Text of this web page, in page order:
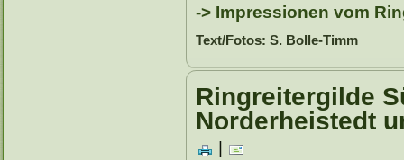
-> Impressionen vom
Text/Fotos: S. Bolle-Timm
Ringreitergilde
Norderheistedt
|